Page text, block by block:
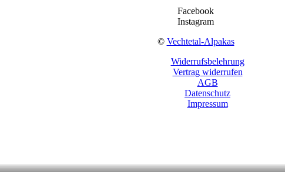
Facebook
Instagram
© Vechtetal-Alpakas
Widerrufsbelehrung
Vertrag widerrufen
AGB
Datenschutz
Impressum